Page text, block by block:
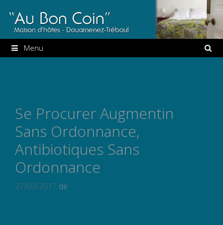
au
contenu
Menu
Se Procurer Augmentin
Sans Ordonnance,
Antibiotiques Sans
Ordonnance
27/03/2017 de